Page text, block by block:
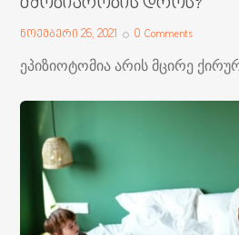
ნოემბერი 26, 2021 0 Comments
ეპიზიოტომია არის მცირე